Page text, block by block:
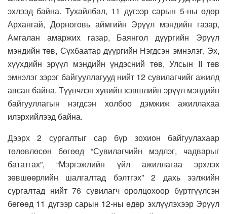
эхлээд байна. Тухайлбал, 11 дүгээр сарын 5-ны өдөр
Архангай, Дорноговь аймгийн Эрүүл мэндийн газар,
Амгалан амаржих газар, Баянгол дүүргийн Эрүүл
мэндийн төв, Сүхбаатар дүүргийн Нэгдсэн эмнэлэг, Эх,
хүүхдийн эрүүл мэндийн үндэсний төв, Улсын II төв
эмнэлэг зэрэг байгууллагууд нийт 12 сувилагчийг ажилд
авсан байна. Түүнчлэн хувийн хэвшлийн эрүүл мэндийн
байгууллагын нэгдсэн холбоо дэмжиж ажиллахаа
илэрхийлээд байна.
Дээрх 2 сургалтыг сар бүр зохион байгуулахаар
төлөвлөсөн бөгөөд “Сувилагчийн мэдлэг, чадварыг
бататгах”, “Мэргэжлийн үйл ажиллагаа эрхлэх
зөвшөөрлийн шалгалтад бэлтгэх” 2 дахь ээлжийн
сургалтад нийт 76 сувилагч оролцохоор бүртгүүлсэн
бөгөөд 11 дүгээр сарын 12-ны өдөр эхлүүлэхээр Эрүүл